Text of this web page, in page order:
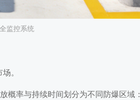
监控系统
。
概率与持续时间划分为不同防爆区域：